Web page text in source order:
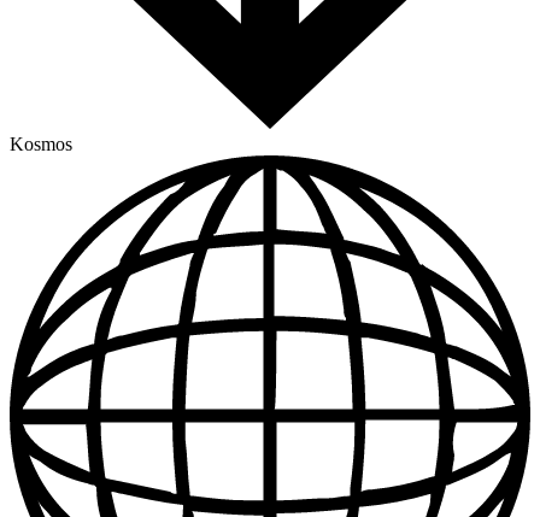
Kosmos